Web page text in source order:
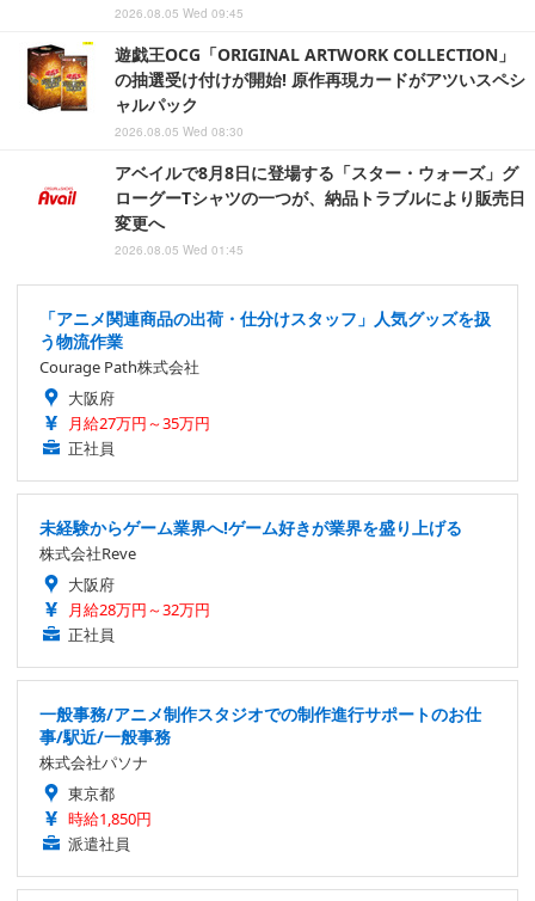
2026.08.05 Wed 09:45
遊戯王OCG「ORIGINAL ARTWORK COLLECTION」
の抽選受け付けが開始! 原作再現カードがアツいスペシ
ャルパック
2026.08.05 Wed 08:30
アベイルで8月8日に登場する「スター・ウォーズ」グ
ローグーTシャツの一つが、納品トラブルにより販売日
変更へ
2026.08.05 Wed 01:45
「アニメ関連商品の出荷・仕分けスタッフ」人気グッズを扱
う物流作業
Courage Path株式会社
大阪府
月給27万円～35万円
正社員
未経験からゲーム業界へ!ゲーム好きが業界を盛り上げる
株式会社Reve
大阪府
月給28万円～32万円
正社員
一般事務/アニメ制作スタジオでの制作進行サポートのお仕
事/駅近/一般事務
株式会社パソナ
東京都
時給1,850円
派遣社員